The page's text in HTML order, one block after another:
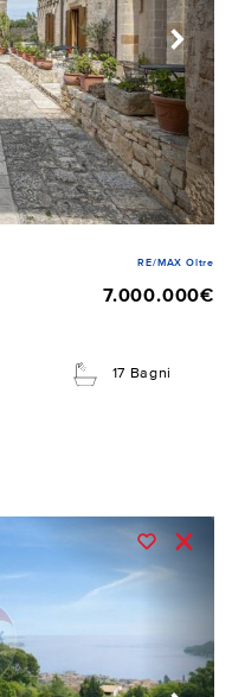
RE/MAX Oltre
7.000.000€
17 Bagni